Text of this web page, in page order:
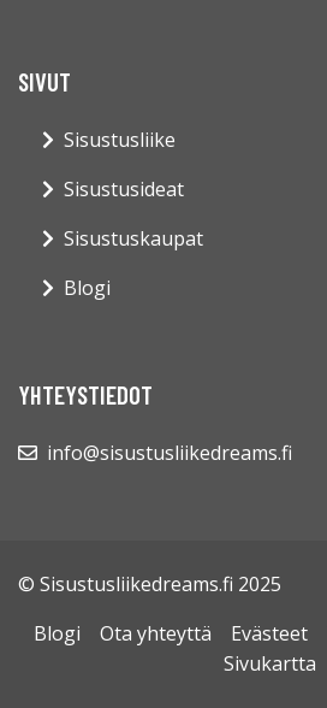
SIVUT
Sisustusliike
Sisustusideat
Sisustuskaupat
Blogi
YHTEYSTIEDOT
info@sisustusliikedreams.fi
© Sisustusliikedreams.fi 2025
Blogi
Ota yhteyttä Evästeet
Sivukartta